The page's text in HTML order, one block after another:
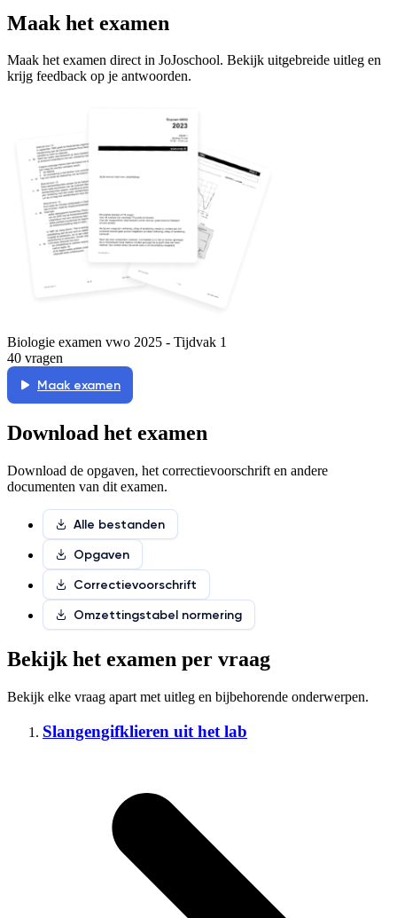
Maak het examen
Maak het examen direct in JoJoschool. Bekijk uitgebreide uitleg en
krijg feedback op je antwoorden.
Biologie examen vwo 2025 - Tijdvak 1
40 vragen
Maak examen
Download het examen
Download de opgaven, het correctievoorschrift en andere
documenten van dit examen.
Alle bestanden
Opgaven
Correctievoorschrift
Omzettingstabel normering
Bekijk het examen per vraag
Bekijk elke vraag apart met uitleg en bijbehorende onderwerpen.
Slangengifklieren uit het lab